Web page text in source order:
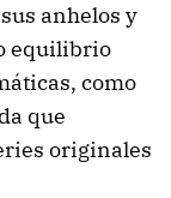
anhelos y
equilibrio
como
que
originales